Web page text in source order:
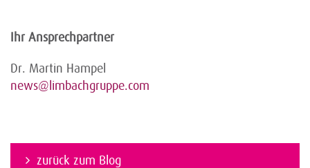
Ihr Ansprechpartner
Dr. Martin Hampel
news@limbachgruppe.com
zurück zum Blog